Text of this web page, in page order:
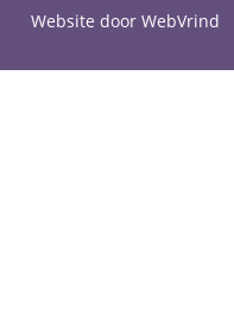
Website door WebVrind